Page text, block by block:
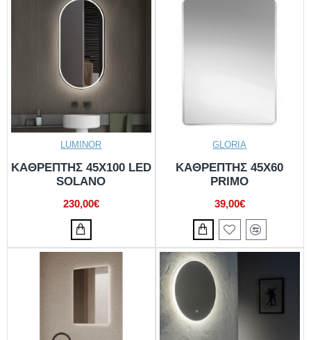
LUMINOR
ΚΑΘΡΕΠΤΗΣ 45Χ100 LED
SOLANO
230,00€
GLORIA
ΚΑΘΡΕΠΤΗΣ 45Χ60
PRIMO
39,00€